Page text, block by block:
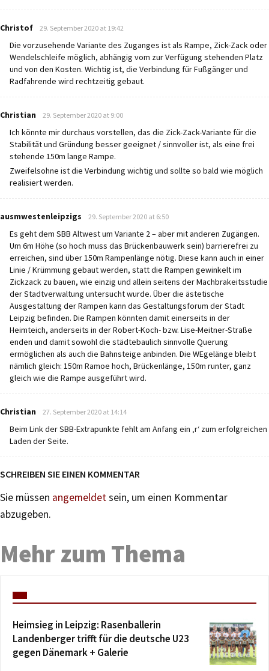
Christof says:
29. September 2020 at 19:42
Die vorzusehende Variante des Zuganges ist als Rampe, Zick-Zack oder
Wendelschleife möglich, abhängig vom zur Verfügung stehenden Platz
und von den Kosten. Wichtig ist, die Verbindung für Fußgänger und
Radfahrende wird rechtzeitig gebaut.
Christian says:
29. September 2020 at 9:00
Ich könnte mir durchaus vorstellen, das die Zick-Zack-Variante für die
Stabilität und Gründung besser geeignet / sinnvoller ist, als eine frei
stehende 150m lange Rampe.
Zweifelsohne ist die Verbindung wichtig und sollte so bald wie möglich
realisiert werden.
ausmwestenleipzigs says:
29. September 2020 at 6:50
Es geht dem SBB Altwest um Variante 2 – aber mit anderen Zugängen.
Um 6m Höhe (so hoch muss das Brückenbauwerk sein) barrierefrei zu
erreichen, sind über 150m Rampenlänge nötig. Diese kann auch in einer
Linie / Krümmung gebaut werden, statt die Rampen gewinkelt im
Zickzack zu bauen, wie einzig und allein seitens der Machbrakeitsstudie
der Stadtverwaltung untersucht wurde. Über die ästetische
Ausgestaltung der Rampen kann das Gestaltungsforum der Stadt
Leipzig befinden. Die Rampen könnten damit einerseits in der
Heimteich, anderseits in der Robert-Koch- bzw. Lise-Meitner-Straße
enden und damit sowohl die städtebaulich sinnvolle Querung
ermöglichen als auch die Bahnsteige anbinden. Die WEgelänge bleibt
nämlich gleich: 150m Ramoe hoch, Brückenlänge, 150m runter, ganz
gleich wie die Rampe ausgeführt wird.
Christian says:
27. September 2020 at 14:14
Beim Link der SBB-Extrapunkte fehlt am Anfang ein ‚r‘ zum erfolgreichen
Laden der Seite.
SCHREIBEN SIE EINEN KOMMENTAR
Sie müssen angemeldetsein, um einen Kommentar
abzugeben.
Mehr zum Thema
Heimsieg in Leipzig: Rasenballerin
Landenberger trifft für die deutsche U23
gegen Dänemark + Galerie